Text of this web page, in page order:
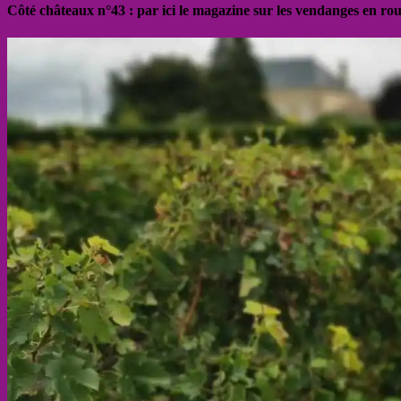
Côté châteaux n°43 : par ici le magazine sur les vendanges en